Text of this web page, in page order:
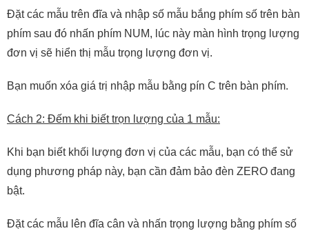
Đặt các mẫu trên đĩa và nhập số mẫu bắng phím số trên bàn
phím sau đó nhấn phím NUM, lúc này màn hình trọng lượng
đơn vị sẽ hiển thị mẫu trọng lượng đơn vị.
Bạn muốn xóa giá trị nhập mẫu bằng pín C trên bàn phím.
Cách 2: Đếm khi biết trọn lượng của 1 mẫu:
Khi bạn biết khối lượng đơn vị của các mẫu, bạn có thể sử
dụng phương pháp này, bạn cần đảm bảo đèn ZERO đang
bật.
Đặt các mẫu lên đĩa cân và nhấn trọng lượng bằng phím số